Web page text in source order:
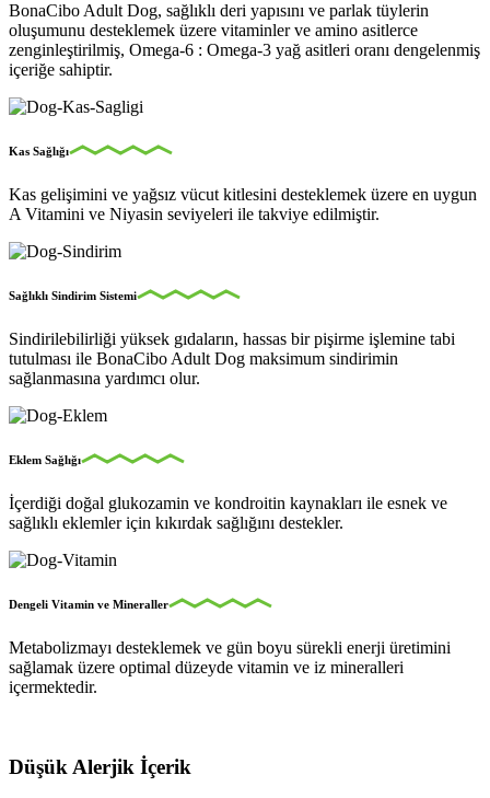
BonaCibo Adult Dog, sağlıklı deri yapısını ve parlak tüylerin
oluşumunu desteklemek üzere vitaminler ve amino asitlerce
zenginleştirilmiş, Omega-6 : Omega-3 yağ asitleri oranı dengelenmiş
içeriğe sahiptir.
Kas Sağlığı
Kas gelişimini ve yağsız vücut kitlesini desteklemek üzere en uygun
A Vitamini ve Niyasin seviyeleri ile takviye edilmiştir.
Sağlıklı Sindirim Sistemi
Sindirilebilirliği yüksek gıdaların, hassas bir pişirme işlemine tabi
tutulması ile BonaCibo Adult Dog maksimum sindirimin
sağlanmasına yardımcı olur.
Eklem Sağlığı
İçerdiği doğal glukozamin ve kondroitin kaynakları ile esnek ve
sağlıklı eklemler için kıkırdak sağlığını destekler.
Dengeli Vitamin ve Mineraller
Metabolizmayı desteklemek ve gün boyu sürekli enerji üretimini
sağlamak üzere optimal düzeyde vitamin ve iz mineralleri
içermektedir.
Düşük Alerjik İçerik